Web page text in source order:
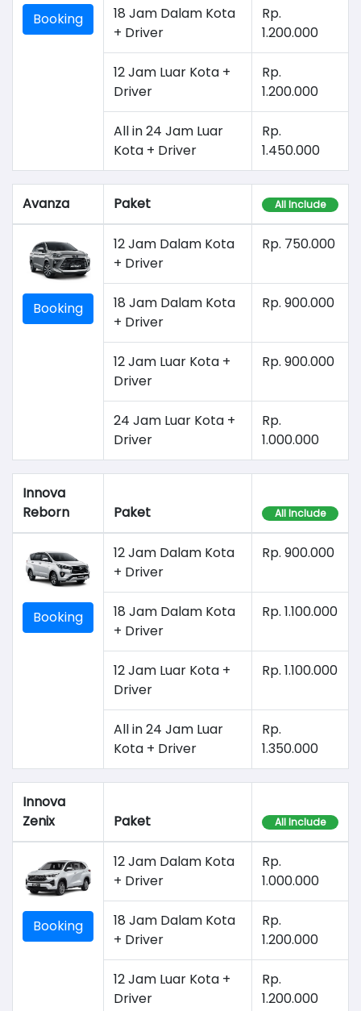
Booking
18 Jam Dalam Kota
+ Driver
Rp.
1.200.000
12 Jam Luar Kota +
Driver
Rp.
1.200.000
All in 24 Jam Luar
Kota + Driver
Rp.
1.450.000
Avanza Paket All Include
Booking
12 Jam Dalam Kota
+ Driver
Rp. 750.000
18 Jam Dalam Kota
+ Driver
Rp. 900.000
12 Jam Luar Kota +
Driver
Rp. 900.000
24 Jam Luar Kota +
Driver
Rp.
1.000.000
Innova
Reborn
Paket All Include
Booking
12 Jam Dalam Kota
+ Driver
Rp. 900.000
18 Jam Dalam Kota
+ Driver
Rp. 1.100.000
12 Jam Luar Kota +
Driver
Rp. 1.100.000
All in 24 Jam Luar
Kota + Driver
Rp.
1.350.000
Innova
Zenix
Paket All Include
Booking
12 Jam Dalam Kota
+ Driver
Rp.
1.000.000
18 Jam Dalam Kota
+ Driver
Rp.
1.200.000
12 Jam Luar Kota +
Driver
Rp.
1.200.000